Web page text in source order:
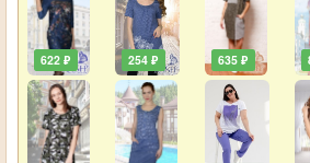
622 ₽ 254 ₽ 635 ₽